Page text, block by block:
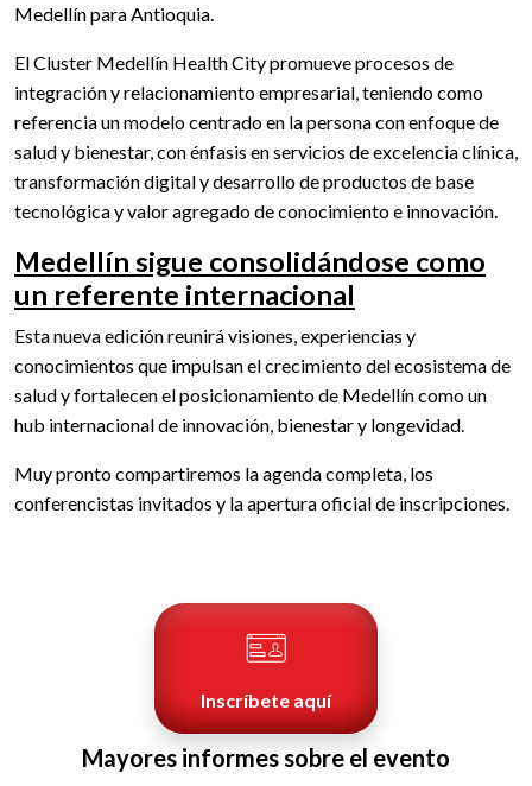
Medellín para Antioquia.
El Cluster Medellín Health City promueve procesos de
integración y relacionamiento empresarial, teniendo como
referencia un modelo centrado en la persona con enfoque de
salud y bienestar, con énfasis en servicios de excelencia clínica,
transformación digital y desarrollo de productos de base
tecnológica y valor agregado de conocimiento e innovación.
Medellín sigue consolidándose como
un referente internacional
Esta nueva edición reunirá visiones, experiencias y
conocimientos que impulsan el crecimiento del ecosistema de
salud y fortalecen el posicionamiento de Medellín como un
hub internacional de innovación, bienestar y longevidad.
Muy pronto compartiremos la agenda completa, los
conferencistas invitados y la apertura oficial de inscripciones.
Inscríbete aquí
Mayores informes sobre el evento